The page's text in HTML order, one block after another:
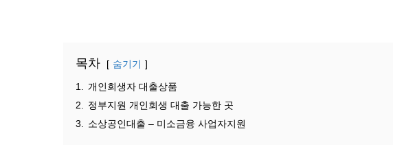
목차 숨기기
1. 개인회생자 대출상품
2. 정부지원 개인회생 대출 가능한 곳
3. 소상공인대출 – 미소금융 사업자지원